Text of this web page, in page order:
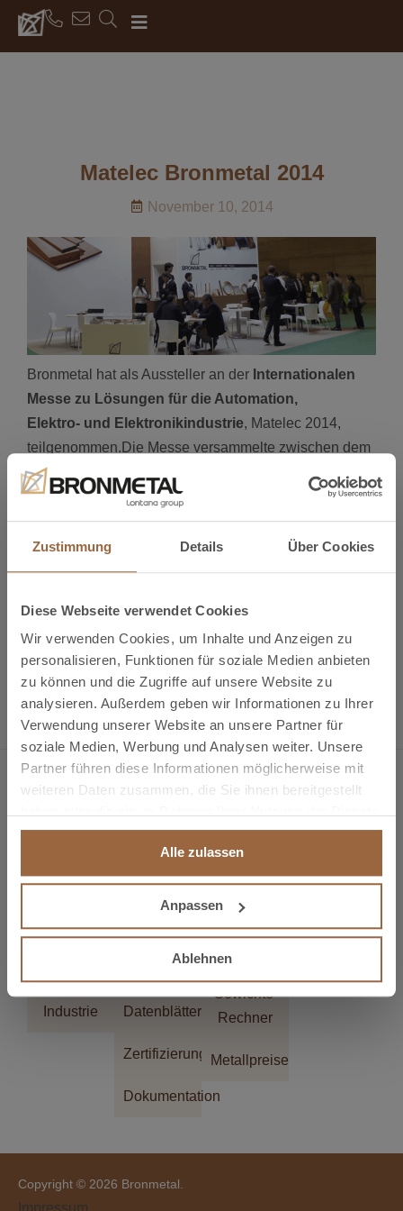
Zustimmung Details Über Cookies
Diese Webseite verwendet Cookies
Wir verwenden Cookies, um Inhalte und Anzeigen zu
personalisieren, Funktionen für soziale Medien anbieten
zu können und die Zugriffe auf unsere Website zu
analysieren. Außerdem geben wir Informationen zu Ihrer
Verwendung unserer Website an unsere Partner für
soziale Medien, Werbung und Analysen weiter. Unsere
Partner führen diese Informationen möglicherweise mit
weiteren Daten zusammen, die Sie ihnen bereitgestellt
gesammelt haben.
Alle zulassen
Anpassen
Ablehnen
Matelec Bronmetal 2014
November 10, 2014
Bronmetal hat als Aussteller an der Internationalen
Messe zu Lösungen für die Automation,
Elektro- und Elektronikindustrie, Matelec 2014,
teilgenommen.Die Messe versammelte zwischen dem
28. und 31.10. in Madrid 547 Aussteller aus 23
Ländern. Wir stellen erneut fest, dass die Messe, an
der wir zum dritten Mal in Folge teilnahmen, eine sehr
bereichernde Erfahrung war und eine erstklassige
Plattform für gute Geschäftskontakte bot.
VorherigeMatelec Bronmetal 2014
NächsteBron-Metal GmbH wird auf der
elektrotechnik 2015
KONTAKT
Industrie Datenblätter
Zertifizierungen
Dokumentation
Gewichte-
Rechner
Metallpreise
Copyright © 2026 Bronmetal.
Impressum